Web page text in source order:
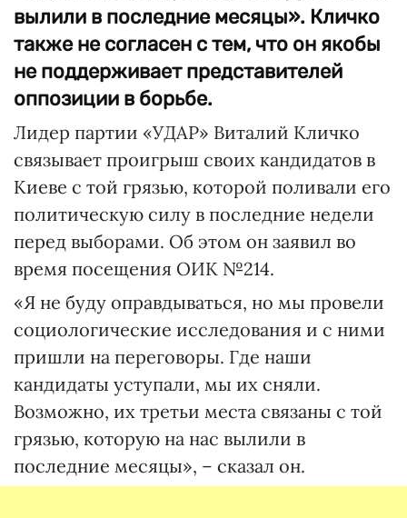
вылили в последние месяцы». Кличко
также не согласен с тем, что он якобы
не поддерживает представителей
оппозиции в борьбе.
Лидер партии «УДАР» Виталий Кличко
связывает проигрыш своих кандидатов в
Киеве с той грязью, которой поливали его
политическую силу в последние недели
перед выборами. Об этом он заявил во
время посещения ОИК №214.
«Я не буду оправдываться, но мы провели
социологические исследования и с ними
пришли на переговоры. Где наши
кандидаты уступали, мы их сняли.
Возможно, их третьи места связаны с той
грязью, которую на нас вылили в
последние месяцы», – сказал он.